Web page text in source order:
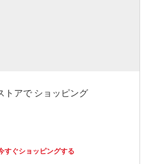
トアで ショッピング
すぐショッピングする